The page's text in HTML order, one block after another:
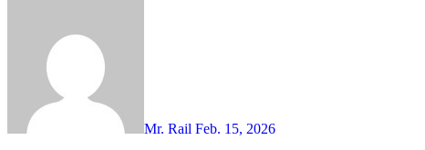
Mr. Rail Feb. 15, 2026